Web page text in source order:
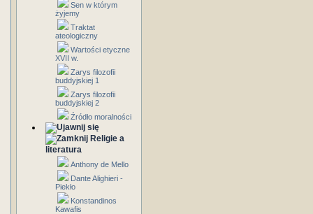
Sen w którym
żyjemy
Traktat
ateologiczny
Wartości etyczne
XVII w.
Zarys filozofii
buddyjskiej 1
Zarys filozofii
buddyjskiej 2
Źródło moralności
Religie a
literatura
Anthony de Mello
Dante Alighieri -
Piekło
Konstandinos
Kawafis